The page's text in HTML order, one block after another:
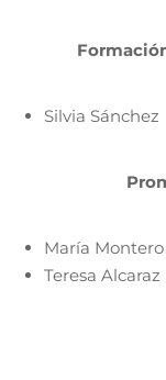
Silvia Sánchez
María Montero
Teresa Alcaraz